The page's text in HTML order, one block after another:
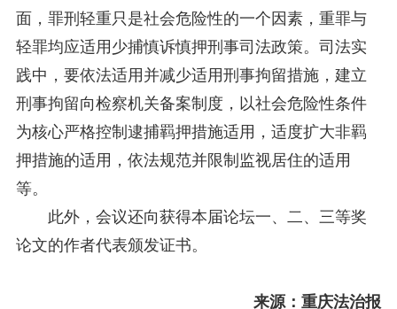
面，罪刑轻重只是社会危险性的一个因素，重罪与
轻罪均应适用少捕慎诉慎押刑事司法政策。司法实
践中，要依法适用并减少适用刑事拘留措施，建立
刑事拘留向检察机关备案制度，以社会危险性条件
为核心严格控制逮捕羁押措施适用，适度扩大非羁
押措施的适用，依法规范并限制监视居住的适用
等。
此外，会议还向获得本届论坛一、二、三等奖
论文的作者代表颁发证书。
来源：重庆法治报